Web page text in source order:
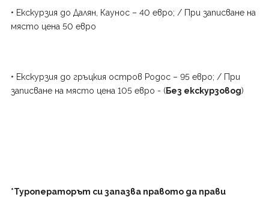
• Екскурзия до Далян, Каунос – 40 евро; / При записване на
място цена 50 евро
• Екскурзия до гръцкия остров Родос – 95 евро; / При
записване на място цена 105 евро - (Без екскурзовод)
*Туроператорът си запазва правото да прави